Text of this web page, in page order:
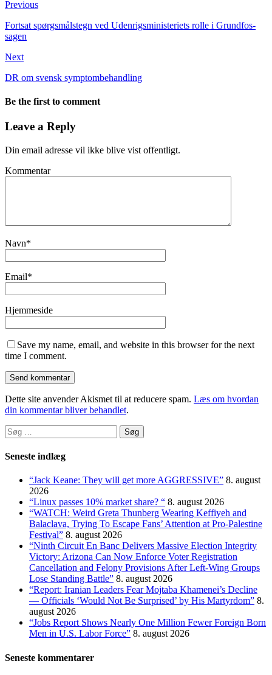
Previous
Fortsat spørgsmålstegn ved Udenrigsministeriets rolle i Grundfos-
sagen
Next
DR om svensk symptombehandling
Be the first to comment
Leave a Reply
Din email adresse vil ikke blive vist offentligt.
Kommentar
Navn*
Email*
Hjemmeside
Save my name, email, and website in this browser for the next
time I comment.
Dette site anvender Akismet til at reducere spam. Læs om hvordan
din kommentar bliver behandlet.
Søg
efter:
Seneste indlæg
“Jack Keane: They will get more AGGRESSIVE” 8. august
2026
“Linux passes 10% market share? “ 8. august 2026
“WATCH: Weird Greta Thunberg Wearing Keffiyeh and
Balaclava, Trying To Escape Fans’ Attention at Pro-Palestine
Festival” 8. august 2026
“Ninth Circuit En Banc Delivers Massive Election Integrity
Victory: Arizona Can Now Enforce Voter Registration
Cancellation and Felony Provisions After Left-Wing Groups
Lose Standing Battle” 8. august 2026
“Report: Iranian Leaders Fear Mojtaba Khamenei’s Decline
— Officials ‘Would Not Be Surprised’ by His Martyrdom” 8.
august 2026
“Jobs Report Shows Nearly One Million Fewer Foreign Born
Men in U.S. Labor Force” 8. august 2026
Seneste kommentarer